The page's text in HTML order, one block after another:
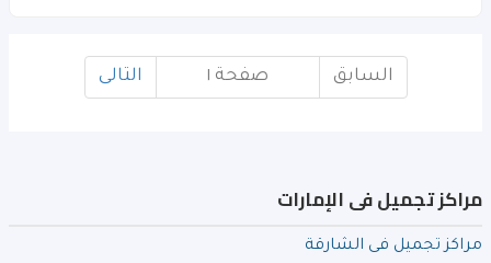
السابق صفحة ١ التالى
مراكز تجميل فى الإمارات
مراكز تجميل فى الشارقة